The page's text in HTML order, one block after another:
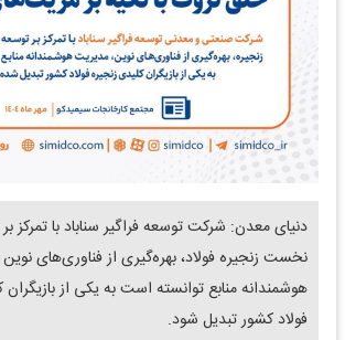
دنیای معدن: شرکت توسعه فراگیر سناباد با تمرکز
نخست زنجیره فولاد، بهره‌گیری از فناوری‌های
هوشمندانه منابع توانسته است به یکی از بازیگران
فولاد کشور تبدیل شود.